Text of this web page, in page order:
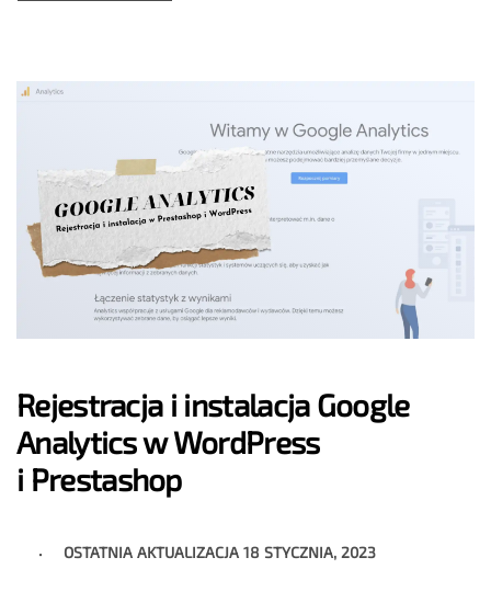
Rejestracja i instalacja Google
Analytics w WordPress
i Prestashop
OSTATNIA AKTUALIZACJA18 STYCZNIA, 2023